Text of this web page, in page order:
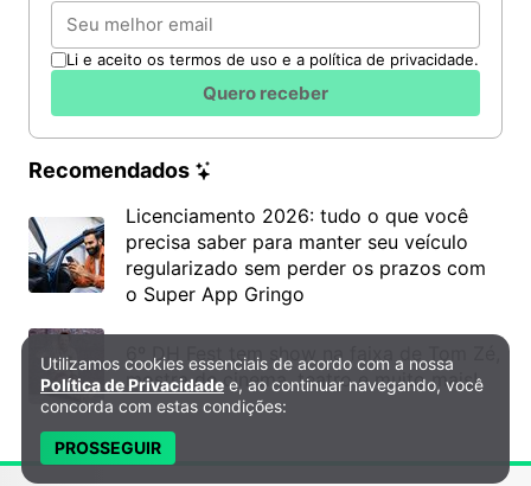
Email
Li e aceito os termos de uso e a política de privacidade.
Quero receber
Recomendados
Licenciamento 2026: tudo o que você
precisa saber para manter seu veículo
regularizado sem perder os prazos com
o Super App Gringo
6º DH Fest tem show na faixa de Tom Zé,
mostra de cinema, teatro e muito mais!
Política de Privacidade e Cookies
Utilizamos cookies essenciais de acordo com a nossa
Política de Privacidade e, ao continuar navegando, você
concorda com estas condições:
PROSSEGUIR